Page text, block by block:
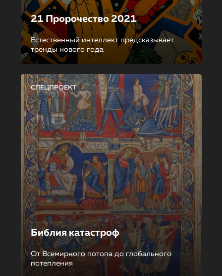
21 Пророчество 2021
Естественный интеллект предсказывает
тренды нового года
СПЕЦПРОЕКТ
Библия катастроф
От Всемирного потопа до глобального
потепления